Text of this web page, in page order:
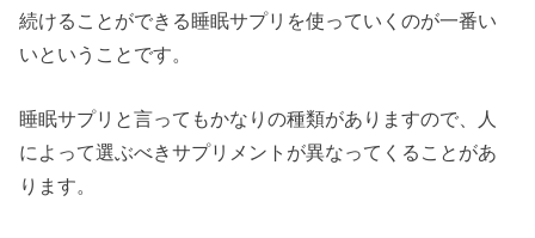
続けることができる睡眠サプリを使っていくのが一番い
いということです。
睡眠サプリと言ってもかなりの種類がありますので、人
によって選ぶべきサプリメントが異なってくることがあ
ります。